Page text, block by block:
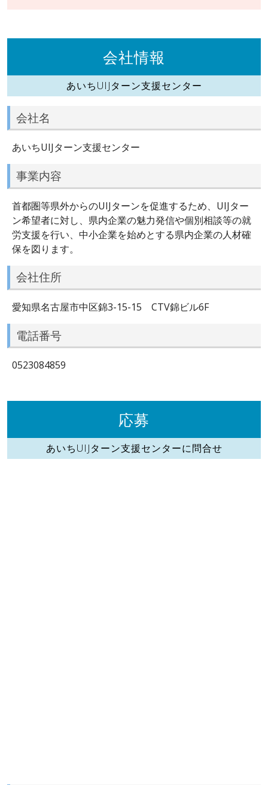
会社情報
あいちUIJターン支援センター
会社名
あいちUIJターン支援センター
事業内容
首都圏等県外からのUIJターンを促進するため、UIJター
ン希望者に対し、県内企業の魅力発信や個別相談等の就
労支援を行い、中小企業を始めとする県内企業の人材確
保を図ります。
会社住所
愛知県名古屋市中区錦3-15-15 CTV錦ビル6F
電話番号
0523084859
応募
あいちUIJターン支援センターに問合せ